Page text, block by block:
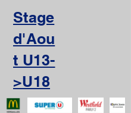
Stage
d'Aou
t U13-
>U18